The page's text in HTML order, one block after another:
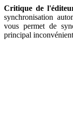
Critique de
synchronisation
vous permet de
principal